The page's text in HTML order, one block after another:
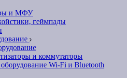
и МФУ
геймпады
и коммутаторы
Wi-Fi и Bluetooth